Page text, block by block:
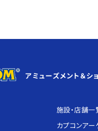
アミューズメント＆シ
施設・店舗⼀
カプコンアー